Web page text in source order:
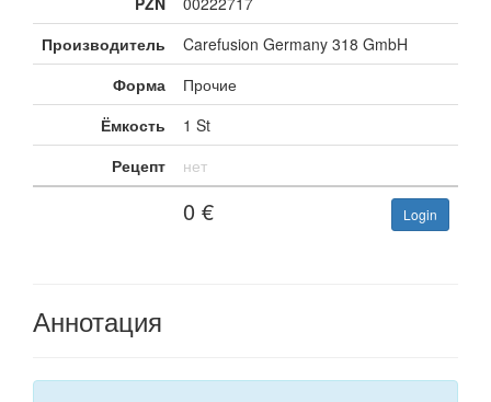
Производитель
Carefusion Germany 318 GmbH
Форма
Прочие
Ёмкость
1 St
Рецепт
нет
0 € Login
Аннотация